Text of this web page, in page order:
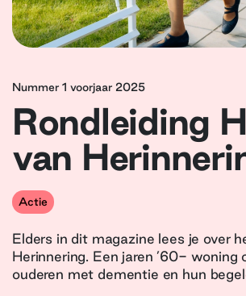
Nummer 1 voorjaar 2025
Rondleiding
van
Actie
Elders in dit magazine lees je over
Herinnering. Een jaren ’60- woning
ouderen met dementie en hun